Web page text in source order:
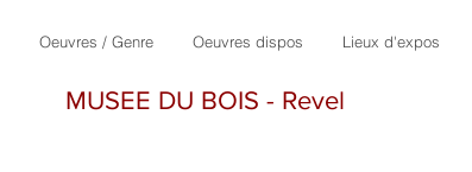
Oeuvres / Genre Oeuvres dispos Lieux d'expos
MUSEE DU BOIS - Revel